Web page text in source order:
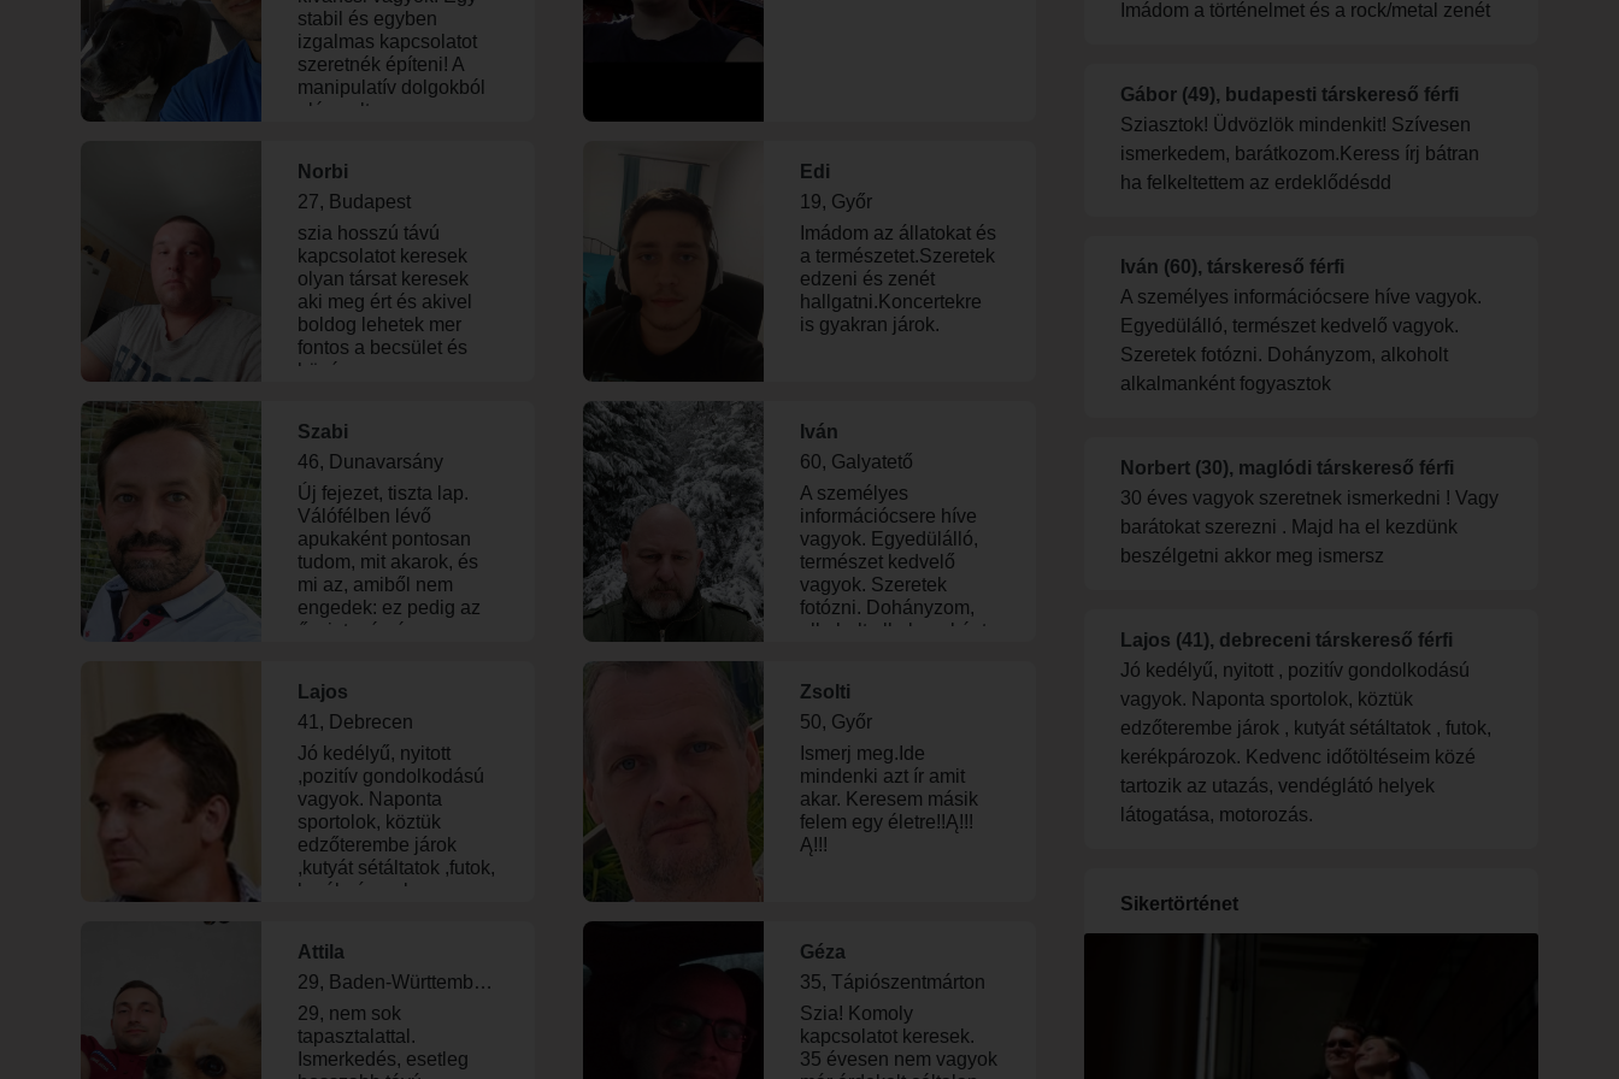
stabil és egyben
izgalmas kapcsolatot
szeretnék építeni! A
manipulatív dolgokból
elég volt.
Norbi
27, Budapest
szia hosszú távú
kapcsolatot keresek
olyan társat keresek
aki meg ért és akivel
boldog lehetek mer
fontos a becsület és
hüség
Edi
19, Győr
Imádom az állatokat és
a természetet.Szeretek
edzeni és zenét
hallgatni.Koncertekre
is gyakran járok.
Szabi
46, Dunavarsány
Új fejezet, tiszta lap.
Válófélben lévő
apukaként pontosan
tudom, mit akarok, és
mi az, amiből nem
engedek: ez pedig az
őszinteség és a
gyermekem van (16 és
11 évesek), akikkel heti
váltásban élünk: az
egyik héten teljes
gőzzel apa vagyok, a
másikon viszont jut
időm önmagamra – és
remélhetőleg Rád is.
Két lábbal állok a
van 23 szakmám, így
az élet bármely
területén feltalálom
magam. Nem
kalandokat vagy
játszmákat keresek,
Iván
60, Galyatető
A személyes
információcsere híve
vagyok. Egyedülálló,
természet kedvelő
vagyok. Szeretek
fotózni. Dohányzom,
alkoholt alkalmanként
Lajos
41, Debrecen
Jó kedélyű, nyitott
,pozitív gondolkodású
vagyok. Naponta
sportolok, köztük
edzőterembe járok
,kutyát sétáltatok ,futok,
kerékpározok.
vendéglátó helyek
látogatása, motorozás.
Zsolti
50, Győr
Ismerj meg.Ide
mindenki azt ír amit
akar. Keresem másik
felem egy életre!!Ą!!!
Ą!!!
Attila
29, Baden-Württemberg
29, nem sok
tapasztalattal.
Ismerkedés, esetleg
Géza
35, Tápiószentmárton
Szia! Komoly
kapcsolatot keresek.
35 évesen nem vagyok
Imádom a történelmet és a rock/metal zenét
Gábor (49), budapesti társkereső férfi
Sziasztok! Üdvözlök mindenkit! Szívesen
ismerkedem, barátkozom.Keress írj bátran
ha felkeltettem az erdeklődésdd
Iván (60), társkereső férfi
A személyes információcsere híve vagyok.
Egyedülálló, természet kedvelő vagyok.
Szeretek fotózni. Dohányzom, alkoholt
alkalmanként fogyasztok
Norbert (30), maglódi társkereső férfi
30 éves vagyok szeretnek ismerkedni ! Vagy
barátokat szerezni . Majd ha el kezdünk
beszélgetni akkor meg ismersz
Lajos (41), debreceni társkereső férfi
Jó kedélyű, nyitott , pozitív gondolkodású
vagyok. Naponta sportolok, köztük
edzőterembe járok , kutyát sétáltatok , futok,
kerékpározok. Kedvenc időtöltéseim közé
tartozik az utazás, vendéglátó helyek
látogatása, motorozás.
Sikertörténet